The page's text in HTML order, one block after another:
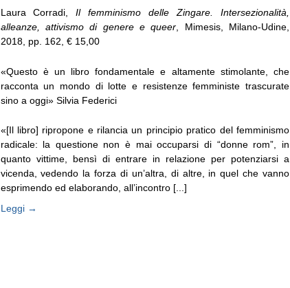
Laura Corradi,Il femminismo delle Zingare. Intersezionalità,
alleanze, attivismo di genere e queer, Mimesis, Milano-Udine,
2018, pp. 162, € 15,00
«Questo è un libro fondamentale e altamente stimolante, che
racconta un mondo di lotte e resistenze femministe trascurate
sino a oggi» Silvia Federici
«[Il libro] ripropone e rilancia un principio pratico del femminismo
radicale: la questione non è mai occuparsi di “donne rom”, in
quanto vittime, bensì di entrare in relazione per potenziarsi a
vicenda, vedendo la forza di un’altra, di altre, in quel che vanno
esprimendo ed elaborando, all’incontro [...]
Leggi →